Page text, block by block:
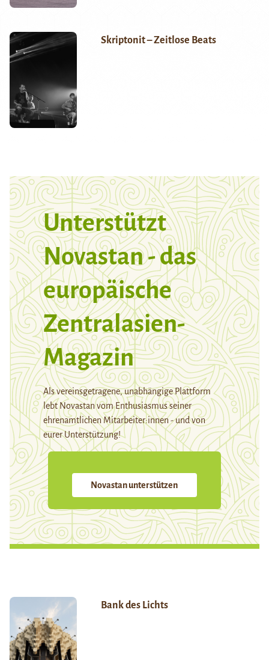
Skriptonit – Zeitlose Beats
Unterstützt
Novastan - das
europäische
Zentralasien-
Magazin
Als vereinsgetragene, unabhängige Plattform
lebt Novastan vom Enthusiasmus seiner
ehrenamtlichen Mitarbeiter:innen - und von
eurer Unterstützung!
Novastan unterstützen
Bank des Lichts